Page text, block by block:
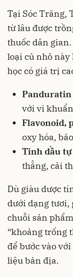
Tại Sóc Trăng,
từ lâu được
thuốc dân
loại củ nhỏ này
học có giá trị
Panduratin
với vi
Flavonoid,
oxy hóa,
Tinh dầu
thẳng, cải
Dù giàu dược
dưới dạng tươi,
chuỗi sản
“khoảng trống
để bước vào
liệu bản địa.